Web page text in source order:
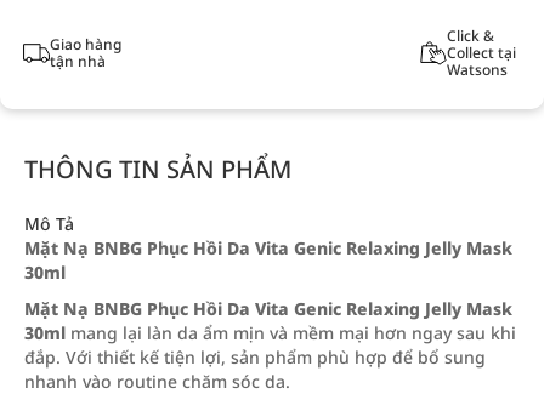
Giao hàng
tận nhà
Click &
Collect tại
Watsons
THÔNG TIN SẢN PHẨM
Mô Tả
Mặt Nạ BNBG Phục Hồi Da Vita Genic Relaxing Jelly Mask
30ml
Mặt Nạ BNBG Phục Hồi Da Vita Genic Relaxing Jelly Mask
30ml mang lại làn da ẩm mịn và mềm mại hơn ngay sau khi
đắp. Với thiết kế tiện lợi, sản phẩm phù hợp để bổ sung
nhanh vào routine chăm sóc da.